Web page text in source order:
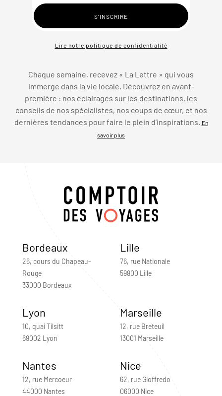
Lire notre politique de confidentialité
Chaque semaine, recevez « La Lettre » qui vous
immerge dans la vie locale. Découvrez en avant-
première : nos éclairages sur les destinations, les
conseils de nos spécialistes, nos coups de cœur, et nos
dernières tendances pour faire le plein d’inspirations.
En
savoir plus
Bordeaux
26, cours du Chapeau-
Rouge
33000 Bordeaux
Lille
76, rue Nationale
59800 Lille
Lyon
10, quai Tilsitt
69002 Lyon
Marseille
12, rue Breteuil
13001 Marseille
Nantes
12, rue Mercoeur
44000 Nantes
Nice
62, rue Gioffredo
06000 Nice